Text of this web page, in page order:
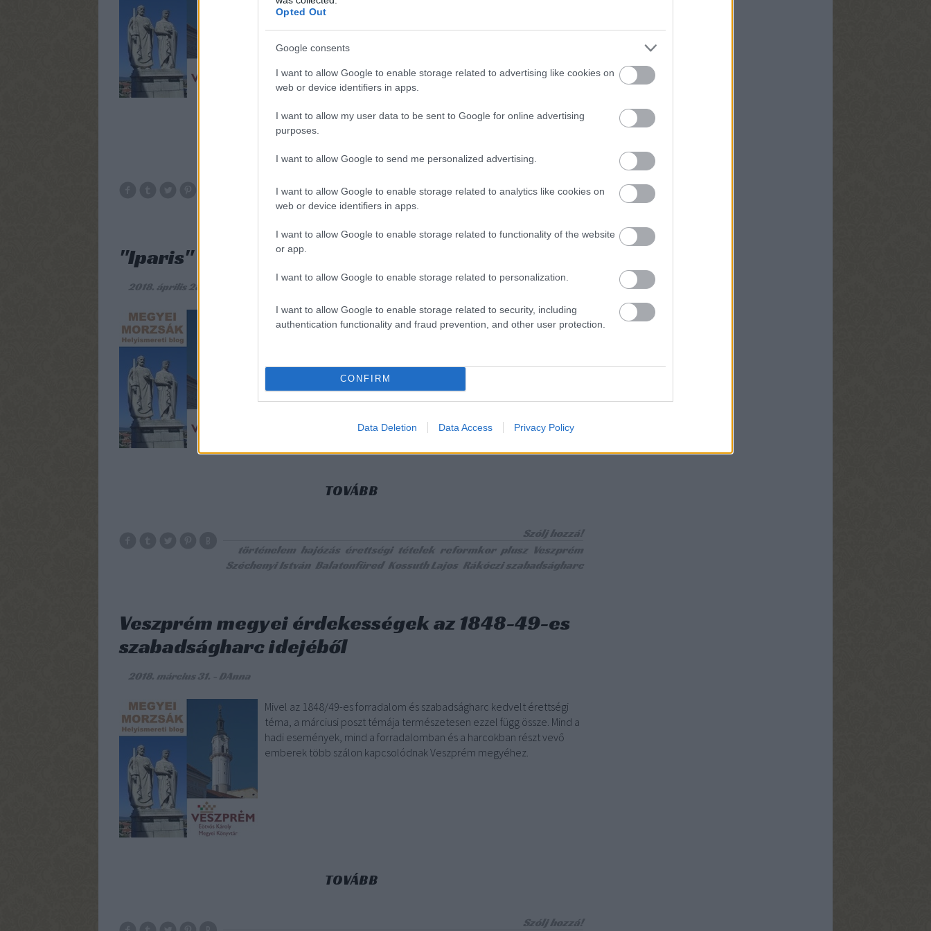
Opted Out
Google consents
I want to allow Google to enable storage related to advertising like cookies on
web or device identifiers in apps.
I want to allow my user data to be sent to Google for online advertising
purposes.
I want to allow Google to send me personalized advertising.
I want to allow Google to enable storage related to analytics like cookies on
web or device identifiers in apps.
I want to allow Google to enable storage related to functionality of the website
or app.
I want to allow Google to enable storage related to personalization.
I want to allow Google to enable storage related to security, including
authentication functionality and fraud prevention, and other user protection.
CONFIRM
Data Deletion Data Access Privacy Policy
történelem május érettségi plusz
"Iparis" történelem tételek
2018. április 28.
A mai posztban az Ipari (Veszprémi Szakképzési Centrum Ipari
Szakközépiskolája) történelem tételsorából válogattunk.
TOVÁBB
Szólj hozzá!
történelem hajózás érettségi tételek reformkor plusz Veszprém
Széchenyi István Balatonfüred Kossuth Lajos Rákóczi szabadságharc
Veszprém megyei érdekességek az 1848-49-es
szabadságharc idejéből
2018. március 31. DAnna
Mivel az 1848/49-es forradalom és szabadságharc kedvelt érettségi
téma, a márciusi poszt témája természetesen ezzel függ össze. Mind a
hadi események, mind a forradalomban és a harcokban részt vevő
emberek több szálon kapcsolódnak Veszprém megyéhez.
TOVÁBB
Szólj hozzá!